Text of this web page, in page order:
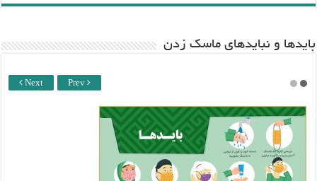
باید‌ها و نبایدهای ماسک زدن
Next Prev